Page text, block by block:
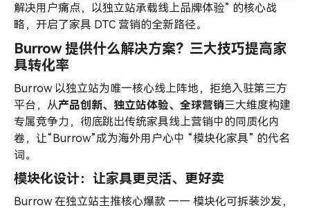
解决用户痛点，以独立站承载线上品牌体验” 的核心战
略，开启了家具 DTC 营销的全新路径。
Burrow 提供什么解决方案？三大技巧提高家
具转化率
Burrow 以独立站为唯一核心线上阵地，拒绝入驻第三方
平台，从产品创新、独立站体验、全球营销三大维度构建
专属竞争力，彻底跳出传统家具线上营销中的同质化内
卷，让“Burrow”成为海外用户心中 “模块化家具” 的代名
词。
模块化设计：让家具更灵活、更好卖
Burrow 在独立站主推核心爆款 —— 模块化可拆装沙发，